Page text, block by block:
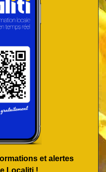
et alertes
Localiti !